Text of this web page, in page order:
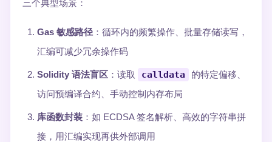
三个典型场景：
Gas 敏感路径 ：循环内的频繁操作、批量存储读写，
汇编可减少冗余操作码
Solidity 语法盲区 ：读取 calldata
的特定偏移、
访问预编译合约、手动控制内存布局
库函数封装 ：如 ECDSA 签名解析、高效的字符串拼
接，用汇编实现再供外部调用